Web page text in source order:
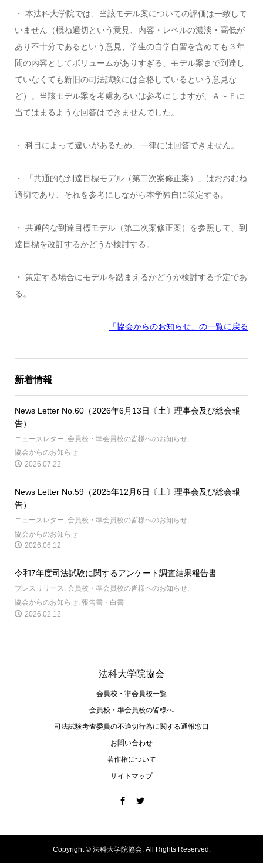
・ 本法科大学院では、当該モデル案についての評価は一致して
いません（概ね適切という意見、内容・レベルの濃淡・高低が
あり不十分であるという意見、学生の自学自習を含めても３年
間の内容としてボリュームがありすぎる、モデル案まで到達し
ていなくても新旧の司法試験には合格しているという意見な
ど）。当該モデル案を考慮あるいは参考にしますが、Ａ～Ｆに
当てはまるような回答はできませんでした。
・ 科目によって違いがあるため、一律には回答できません。
・ 「共通的な到達目標モデル（第二次案修正案）」はおおむね
適切であり、それを参考にしながら本学独自に策定する。
・ 共通的な到達目標モデル（第二次案修正案）を参照して、到
達目標を改訂するかどうか検討する。
・ 策定する場合にモデルを踏まえるかどうか検討する予定であ
る。
「協会からのお知らせ 」の一覧に戻る
新着情報
News Letter No.60（2026年6月13日〔土〕理事会及び総会報
告）
ニュースレター 会員校・準会員校の皆様へのお知らせ
協会からのお知らせ
2026.07.22
News Letter No.59（2025年12月6日〔土〕理事会及び総会報
告）
ニュースレター, 会員校・準会員校の皆様へのお知らせ,
協会からのお知らせ
2026.06.12
令和7年度司法試験に関するアンケート調査結果報告書
プレスリリース, 会員校・準会員校の皆様へのお知らせ,
協会からのお知らせ 報告書・白書
2026.02.12
法科大学院協会
会員校・準会員校一覧
会員校・準会員校の皆様へ
司法試験考査委員の不適切⾏為に関する通報窓⼝
お問い合わせ
著作権について
サイトマップ
Copyright ©法科大学院協会. All Rights Reserved.